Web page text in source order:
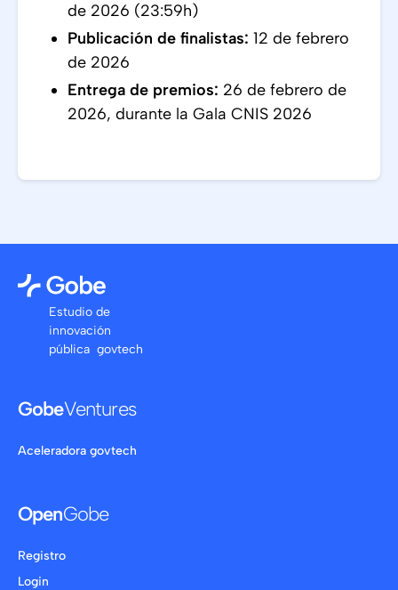
de 2026 (23:59h)
Publicación de finalistas: 12 de febrero
de 2026
Entrega de premios: 26 de febrero de
2026, durante la Gala CNIS 2026
Estudio de
innovación
pública govtech
GobeVentures
Aceleradora govtech
OpenGobe
Registro
Login